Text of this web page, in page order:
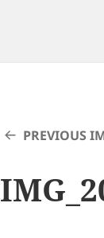
PREVIOUS